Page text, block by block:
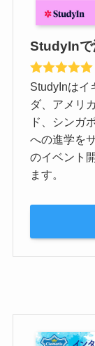
StudyInで
StudyInはイ
ダ、アメリ
ド、シンガ
への進学を
のイベント
ます。